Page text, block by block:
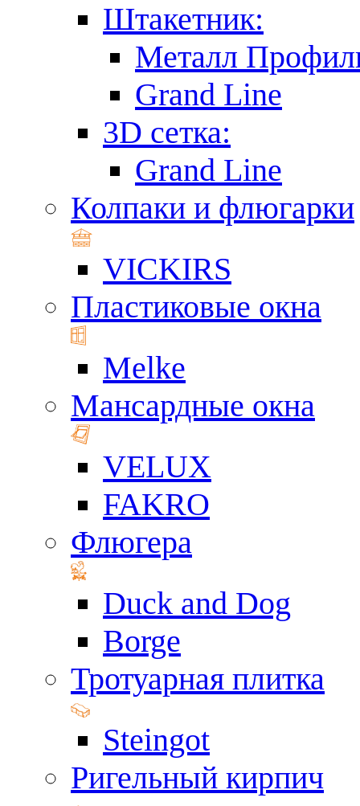
Штакетник:
Металл
Grand Line
3D сетка:
Grand Line
Колпаки и флюгарки
VICKIRS
Пластиковые окна
Melke
Мансардные окна
VELUX
FAKRO
Флюгера
Duck and Dog
Borge
Тротуарная плитка
Steingot
Ригельный кирпич